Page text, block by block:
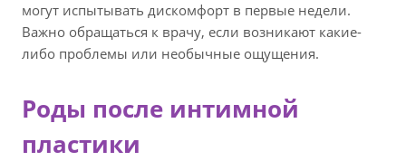
могут испытывать дискомфорт в первые недели.
Важно обращаться к врачу, если возникают какие-
либо проблемы или необычные ощущения.
Роды после интимной
пластики